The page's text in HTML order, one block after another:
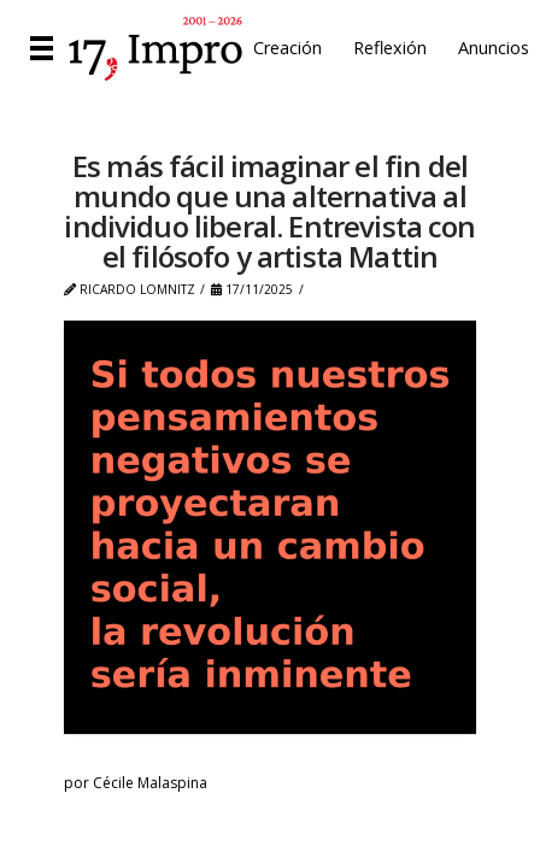
Creación Reflexión Anuncios
Es más fácil imaginar el fin del
mundo que una alternativa al
individuo liberal. Entrevista con
el filósofo y artista Mattin
RICARDO LOMNITZ 17/11/2025
por Cécile Malaspina